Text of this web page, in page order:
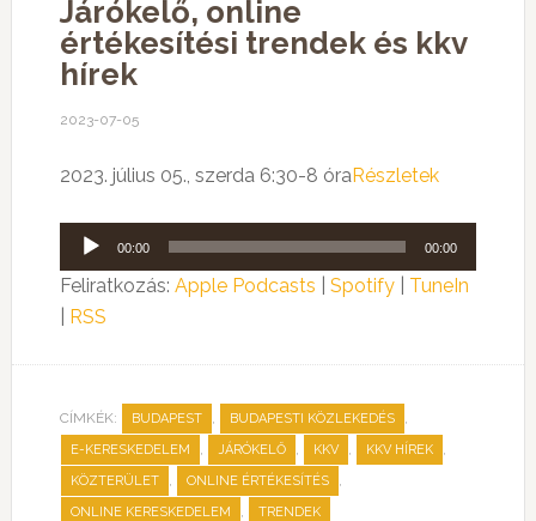
Járókelő, online
értékesítési trendek és kkv
hírek
2023-07-05
2023. július 05., szerda 6:30-8 óraRészletek
Audió
lejátszó
00:00 00:00
Feliratkozás: Apple Podcasts Spotify| TuneIn
RSS
CÍMKÉK: BUDAPEST , BUDAPESTI KÖZLEKEDÉS ,
E-KERESKEDELEM , JÁRÓKELŐ , KKV , KKV HÍREK ,
KÖZTERÜLET , ONLINE ÉRTÉKESÍTÉS ,
ONLINE KERESKEDELEM , TRENDEK